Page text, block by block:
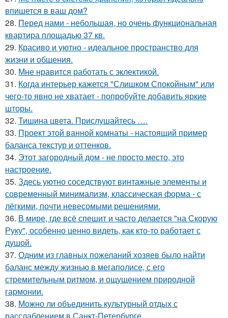
впишется в ваш дом?
28. Перед нами - небольшая, но очень функциональная
квартира площадью 37 кв.
29. Красиво и уютно - идеальное пространство для
жизни и общения.
30. Мне нравится работать с эклектикой.
31. Когда интерьер кажется "Слишком Спокойным" или
чего-то явно не хватает - попробуйте добавить яркие
шторы.
32. Тишина цвета. Прислушайтесь ….
33. Проект этой ванной комнаты - настоящий пример
баланса текстур и оттенков.
34. Этот загородный дом - не просто место, это
настроение.
35. Здесь уютно соседствуют винтажные элементы и
современный минимализм, классическая форма - с
лёгкими, почти невесомыми решениями.
36. В мире, где всё спешит и часто делается "на Скорую
Руку", особенно ценно видеть, как кто-то работает с
душой.
37. Одним из главных пожеланий хозяев было найти
баланс между жизнью в мегаполисе, с его
стремительным ритмом, и ощущением природной
гармонии.
38. Можно ли объединить культурный отдых с